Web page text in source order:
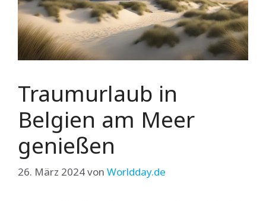
Traumurlaub in
Belgien am Meer
genießen
26. März 2024von Worldday.de